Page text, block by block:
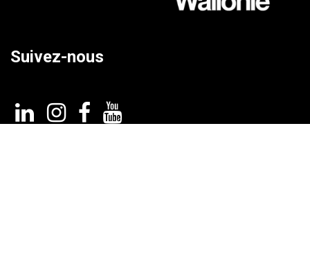
Suivez-nous